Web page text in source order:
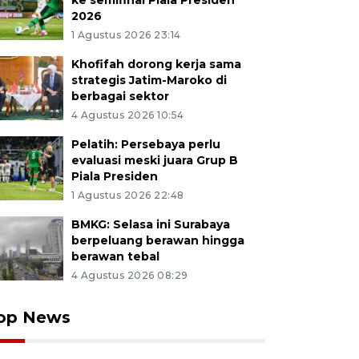
2026
1 Agustus 2026 23:14
Khofifah dorong kerja sama
strategis Jatim-Maroko di
berbagai sektor
4 Agustus 2026 10:54
Pelatih: Persebaya perlu
evaluasi meski juara Grup B
Piala Presiden
1 Agustus 2026 22:48
BMKG: Selasa ini Surabaya
berpeluang berawan hingga
berawan tebal
4 Agustus 2026 08:29
News